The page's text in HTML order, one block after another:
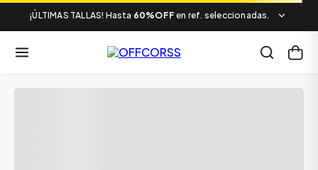
¡ÚLTIMAS TALLAS! Hasta 60%OFF en ref. seleccionadas.